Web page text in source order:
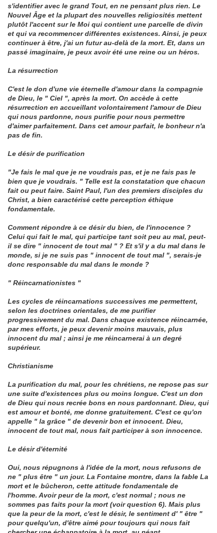
s'identifier avec le grand Tout, en ne pensant plus rien. Le
Nouvel Âge et la plupart des nouvelles religiosités mettent
plutôt l'accent sur le Moi qui contient une parcelle de divin
et qui va recommencer différentes existences. Ainsi, je peux
continuer à être, j'ai un futur au-delà de la mort. Et, dans un
passé imaginaire, je peux avoir été une reine ou un héros.
La résurrection
C'est le don d'une vie éternelle d'amour dans la compagnie
de Dieu, le " Ciel ", après la mort. On accède à cette
résurrection en accueillant volontairement l'amour de Dieu
qui nous pardonne, nous purifie pour nous permettre
d'aimer parfaitement. Dans cet amour parfait, le bonheur n'a
pas de fin.
Le désir de purification
"Je fais le mal que je ne voudrais pas, et je ne fais pas le
bien que je voudrais. " Telle est la constatation que chacun
fait ou peut faire. Saint Paul, l'un des premiers disciples du
Christ, a bien caractérisé cette perception éthique
fondamentale.
Comment répondre à ce désir du bien, de l'innocence ?
Celui qui fait le mal, qui participe tant soit peu au mal, peut-
il se dire " innocent de tout mal " ? Et s'il y a du mal dans le
monde, si je ne suis pas " innocent de tout mal ", serais-je
donc responsable du mal dans le monde ?
" Réincarnationistes "
Les cycles de réincarnations successives me permettent,
selon les doctrines orientales, de me purifier
progressivement du mal. Dans chaque existence réincarnée,
par mes efforts, je peux devenir moins mauvais, plus
innocent du mal ; ainsi je me réincarnerai à un degré
supérieur.
Christianisme
La purification du mal, pour les chrétiens, ne repose pas sur
une suite d'existences plus ou moins longue. C'est un don
de Dieu qui nous recrée bons en nous pardonnant. Dieu, qui
est amour et bonté, me donne gratuitement. C'est ce qu'on
appelle " la grâce " de devenir bon et innocent. Dieu,
innocent de tout mal, nous fait participer à son innocence.
Le désir d'éternité
Oui, nous répugnons à l'idée de la mort, nous refusons de
ne " plus être " un jour. La Fontaine montre, dans la fable La
mort et le bûcheron, cette attitude fondamentale de
l'homme. Avoir peur de la mort, c'est normal ; nous ne
sommes pas faits pour la mort (voir question 6). Mais plus
que la peur de la mort, c'est le désir, le sentiment d' " être "
pour quelqu'un, d'être aimé pour toujours qui nous fait